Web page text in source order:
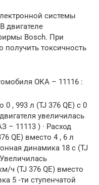
системы
двигателе
Bosch. При
токсичность
ОКА – 11116 :
0 , 993 л (TJ 376 QE) с 0
увеличилась
– 11113 ) · Расход
QE) вместо 4 , 6 л
динамика 18 с (TJ
ч (TJ 376 QE) вместо
5 ‑ти ступенчатой